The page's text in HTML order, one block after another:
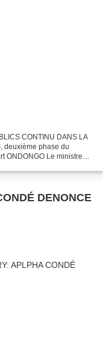
CONTINU DANS LA
deuxième phase du
ONDONGO Le ministre
DENONCE